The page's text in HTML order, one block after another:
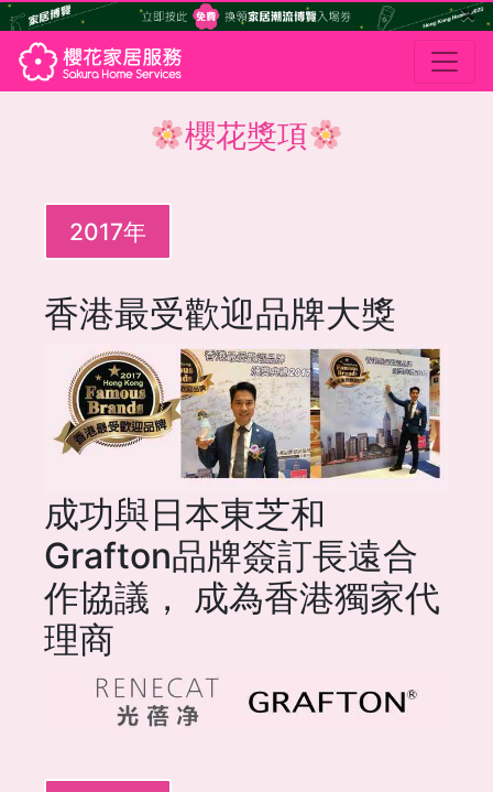
×
櫻花獎項
2017年
香港最受歡迎品牌大獎
成功與日本東芝和
Grafton品牌簽訂長遠合
作協議， 成為香港獨家代
理商